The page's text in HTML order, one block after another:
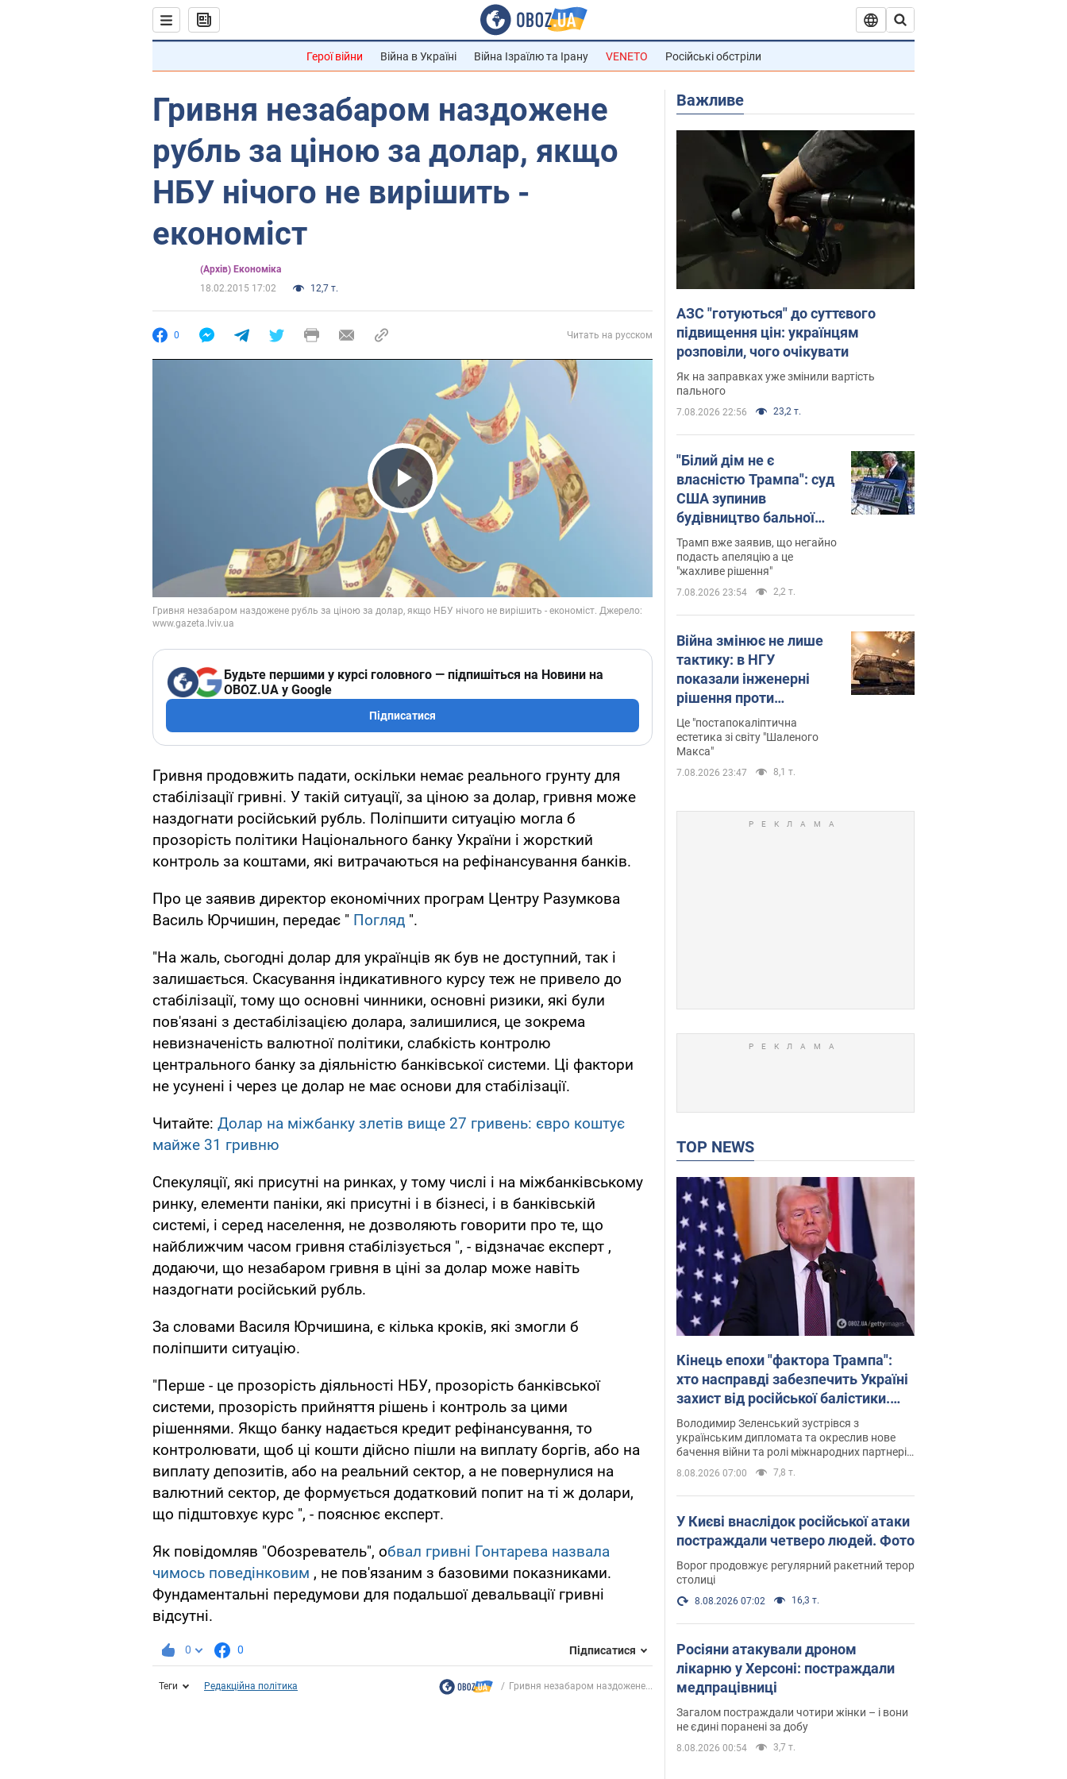
Герої війни Війна в Україні Війна Ізраїлю та Ірану VENETO Російські обстріли
Гривня незабаром наздожене
рубль за ціною за долар, якщо
НБУ нічого не вирішить -
економіст
(Архів) Економіка
18.02.2015 17:02
12,7 т.
0 Читать на русском
Play Video
Будьте першими у курсі головного — підпишіться на Новини на
OBOZ.UA у Google
Підписатися
Гривня продовжить падати, оскільки немає реального грунту для
стабілізації гривні. У такій ситуації, за ціною за долар, гривня може
наздогнати російський рубль. Поліпшити ситуацію могла б
прозорість політики Національного банку України і жорсткий
контроль за коштами, які витрачаються на рефінансування банків.
Про це заявив директор економічних програм Центру Разумкова
Василь Юрчишин, передає " Погляд ".
"На жаль, сьогодні долар для українців як був не доступний, так і
залишається. Скасування індикативного курсу теж не привело до
стабілізації, тому що основні чинники, основні ризики, які були
пов'язані з дестабілізацією долара, залишилися, це зокрема
невизначеність валютної політики, слабкість контролю
центрального банку за діяльністю банківської системи. Ці фактори
не усунені і через це долар не має основи для стабілізації.
Читайте: Долар на міжбанку злетів вище 27 гривень: євро коштує
майже 31 гривню
Спекуляції, які присутні на ринках, у тому числі і на міжбанківському
ринку, елементи паніки, які присутні і в бізнесі, і в банківській
системі, і серед населення, не дозволяють говорити про те, що
найближчим часом гривня стабілізується ", - відзначає експерт ,
додаючи, що незабаром гривня в ціні за долар може навіть
наздогнати російський рубль.
За словами Василя Юрчишина, є кілька кроків, які змогли б
поліпшити ситуацію.
"Перше - це прозорість діяльності НБУ, прозорість банківської
системи, прозорість прийняття рішень і контроль за цими
рішеннями. Якщо банку надається кредит рефінансування, то
контролювати, щоб ці кошти дійсно пішли на виплату боргів, або на
виплату депозитів, або на реальний сектор, а не повернулися на
валютний сектор, де формується додатковий попит на ті ж долари,
що підштовхує курс ", - пояснює експерт.
Як повідомляв "Обозреватель", обвал гривні Гонтарева назвала
чимось поведінковим , не пов'язаним з базовими показниками.
Фундаментальні передумови для подальшої девальвації гривні
відсутні.
0 0 Підписатися
Теги Редакційна політика Гривня незабаром наздожене...
Важливе
АЗС "готуються" до суттєвого
підвищення цін: українцям
розповіли, чого очікувати
Як на заправках уже змінили вартість
пального
7.08.2026 22:56 23,2 т.
"Білий дім не є
власністю Трампа": суд
США зупинив
будівництво бальної
зали за $400 млн
Трамп вже заявив, що негайно
подасть апеляцію а це
"жахливе рішення"
7.08.2026 23:54 2,2 т.
Війна змінює не лише
тактику: в НГУ
показали інженерні
рішення проти
російських FPV-дронів.
Фото
Це "постапокаліптична
естетика зі світу "Шаленого
Макса"
7.08.2026 23:47 8,1 т.
TOP NEWS
Кінець епохи "фактора Трампа":
хто насправді забезпечить Україні
захист від російської балістики.
Інтерв’ю з Безсмертним
Володимир Зеленський зустрівся з
українським дипломата та окреслив нове
бачення війни та ролі міжнародних партнерів
у боротьбі з Росією
8.08.2026 07:00 7,8 т.
У Києві внаслідок російської атаки
постраждали четверо людей. Фото
Ворог продовжує регулярний ракетний терор
столиці
8.08.2026 07:02 16,3 т.
Росіяни атакували дроном
лікарню у Херсоні: постраждали
медпрацівниці
Загалом постраждали чотири жінки – і вони
не єдині поранені за добу
8.08.2026 00:54 3,7 т.